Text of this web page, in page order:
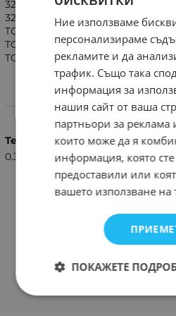
32BV801B TOSHIBA 32L133*DG
32W133*DG TOSHIBA 37BV700F
TOSHIBA 40BV700F TOSHIBA
TOSHIBA 40L134*DG TOSHIBA
TOSHIBA RC3910
Тегло (кг.)
0.30
Ние използваме
персонализираме
рекламите и да
трафик. Също така
информация за
нашия сайт от ваша
партньори за реклама
които може да я
информация, която
предоставили или
вашето използване на
ПОКАЖЕТЕ